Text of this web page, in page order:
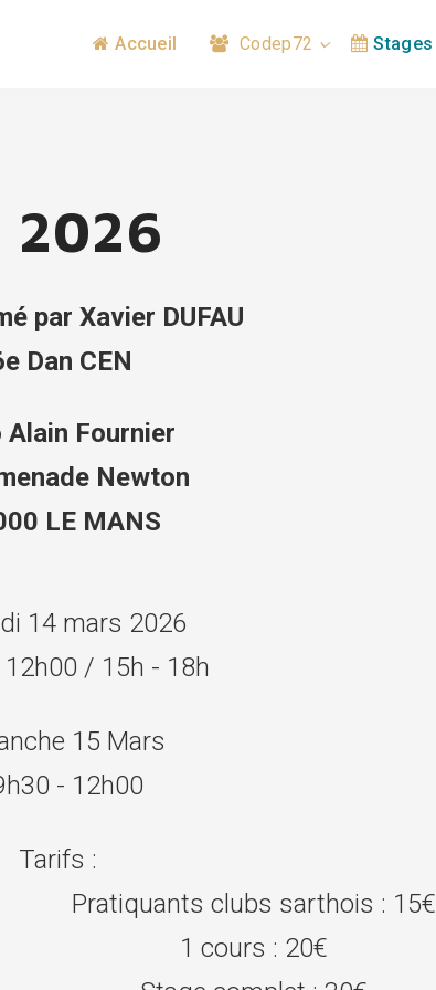
Accueil Codep72 Stages
2026
par Xavier DUFAU
e Dan CEN
Alain Fournier
Newton
LE MANS
14 mars 2026
12h00 / 15h - 18h
15 Mars
- 12h00
Tarifs :
Pratiquants clubs sarthois : 15€
1 cours : 20€